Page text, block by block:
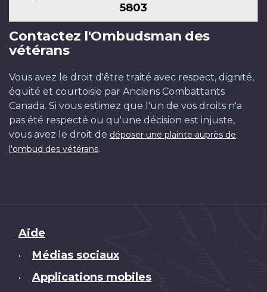
5803
Contactez l'Ombudsman des
vétérans
Vous avez le droit d'être traité avec respect, dignité,
équité et courtoisie par Anciens Combattants
Canada. Si vous estimez que l'un de vos droits n'a
pas été respecté ou qu'une décision est injuste,
vous avez le droit de déposer une plainte auprès de
l'ombud des vétérans.
Brand
Aide
• Médias sociaux
• Applications mobiles